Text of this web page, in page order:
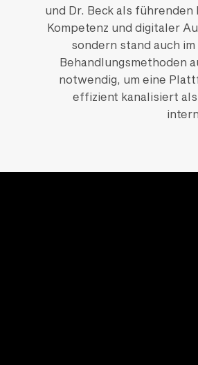
und Dr. Beck als
Kompetenz und digitaler
sondern stand auch
Behandlungsmethoden
notwendig, um eine
effizient kanalisiert